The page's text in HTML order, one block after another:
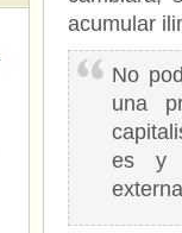
acumular
No
una
es y